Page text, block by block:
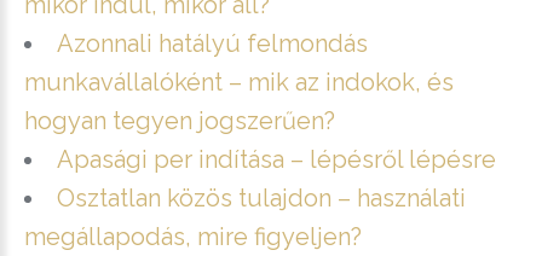
Azonnali hatályú felmondás
munkavállalóként – mik az indokok, és
hogyan tegyen jogszerűen?
Apasági per indítása – lépésről lépésre
Osztatlan közös tulajdon – használati
megállapodás, mire figyeljen?